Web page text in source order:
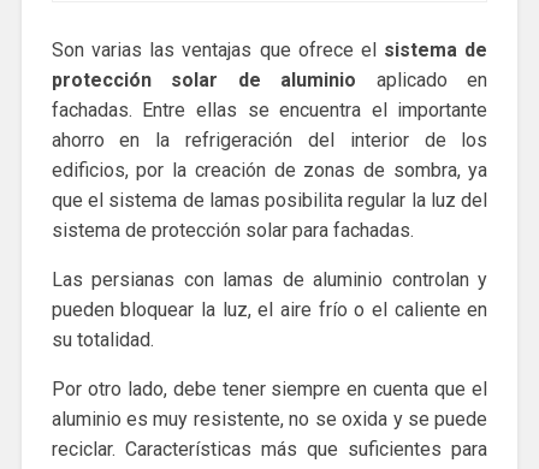
Son varias las ventajas que ofrece el sistema de
protección solar de aluminio aplicado en
fachadas. Entre ellas se encuentra el importante
ahorro en la refrigeración del interior de los
edificios, por la creación de zonas de sombra, ya
que el sistema de lamas posibilita regular la luz del
sistema de protección solar para fachadas.
Las persianas con lamas de aluminio controlan y
pueden bloquear la luz, el aire frío o el caliente en
su totalidad.
Por otro lado, debe tener siempre en cuenta que el
aluminio es muy resistente, no se oxida y se puede
reciclar. Características más que suficientes para